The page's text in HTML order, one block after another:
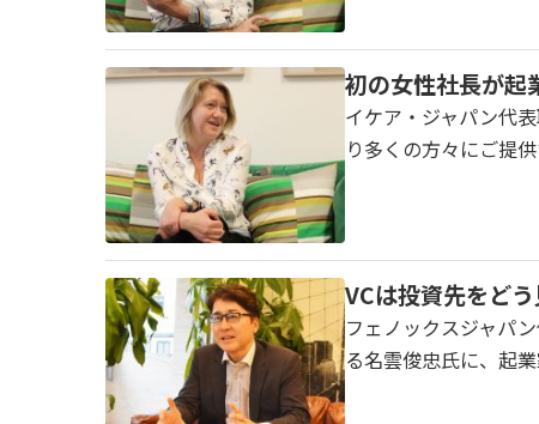
初の女性社長が起
イケア・ジャパン代
り多くの方々にご提
VCは投資先をど
フェノックスジャパ
る名雲俊忠氏に、起